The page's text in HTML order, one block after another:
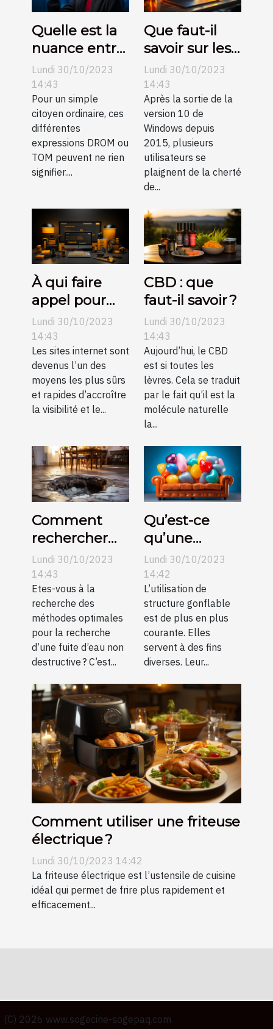
Quelle est la
nuance entre
DROM et
TOM ?
Lundi 30/10/2023
14:43
Pour un simple
citoyen ordinaire, ces
différentes
expressions DROM ou
TOM peuvent ne rien
signifier....
Que faut-il
savoir sur les
clés de
licence
Windows 10 ?
Lundi 30/10/2023
14:43
Après la sortie de la
version 10 de
Windows depuis
2015, plusieurs
utilisateurs se
plaignent de la cherté
de...
À qui faire
appel pour
une création
de sites
internet pas
chers sur
Angers ?
Lundi 30/10/2023
14:43
Les sites internet sont
devenus l’un des
moyens les plus sûrs
et rapides d’accroître
la visibilité et le...
CBD : que
faut-il savoir ?
Lundi 30/10/2023
14:43
Aujourd’hui, le CBD
est si toutes les
lèvres. Cela se traduit
par le fait qu’il est la
molécule naturelle
la...
Comment
rechercher
une fuite
d’eau non
destructive ?
Lundi 30/10/2023
14:43
Etes-vous à la
recherche des
méthodes optimales
pour la recherche
d’une fuite d’eau non
destructive ? C’est...
Qu’est-ce
qu’une
structure
gonflable ?
Lundi 30/10/2023
14:42
L’utilisation de
structure gonflable
est de plus en plus
courante. Elles
servent à des fins
diverses. Leur...
Comment utiliser une friteuse
électrique ?
Lundi 30/10/2023 14:42
La friteuse électrique est l’ustensile de cuisine
idéal qui permet de frire plus rapidement et
efficacement...
(C) 2026 www.sogecine-sogepaq.com